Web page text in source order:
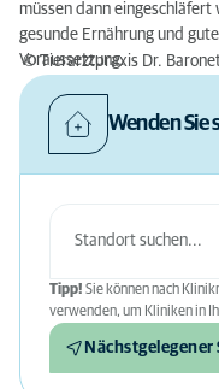
müssen dann
gesunde Ernährung und
Voraussetzung.
© Tierarztpraxis Dr.
Wenden Sie
Tipp! Sie können nach
verwenden, um Kliniken in